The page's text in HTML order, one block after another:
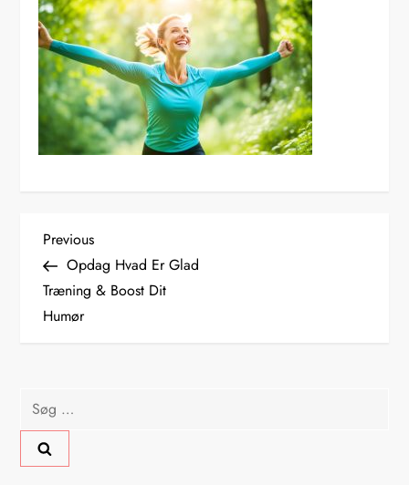
I
n
d
æ
g
Previous
Post
Previous
Opdag Hvad Er Glad
Træning & Boost Dit
Humør
Søg
efter: